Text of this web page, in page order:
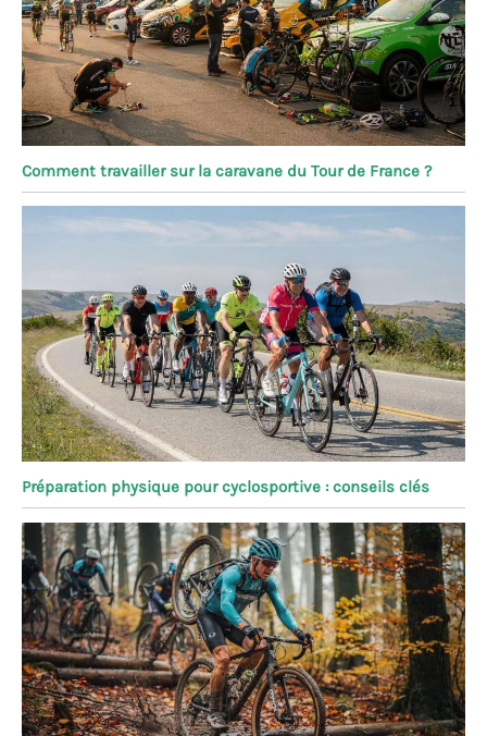
Comment travailler sur la caravane du Tour de France ?
Préparation physique pour cyclosportive : conseils clés